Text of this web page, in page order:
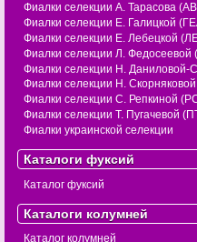
Фиалки селекции А. Тарасова
Фиалки селекции Е. Галицкой
Фиалки селекции Е. Лебецкой
Фиалки селекции Л. Федосеевой
Фиалки селекции Н. Даниловой-
Фиалки селекции Н.
Фиалки селекции С. Репкиной
Фиалки селекции Т. Пугачевой
Фиалки украинской селекции
Каталоги фуксий
Каталог фуксий
Каталоги колумней
Каталог колумней